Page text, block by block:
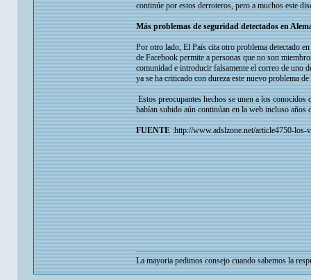
continúe por estos derroteros, pero a muchos este
Más problemas de seguridad detectados en
Por otro lado, El País cita otro problema detectado
de Facebook permite a personas que no son
comunidad e introducir falsamente el correo de uno
ya se ha criticado con dureza este nuevo problema
Estos preocupantes hechos se unen a los
habían subido aún continúan en la web incluso años
FUENTE:http://www.adslzone.net/article4750-los-
La mayoria pedimos consejo cuando sabemos la